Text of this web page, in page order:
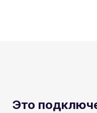
Это